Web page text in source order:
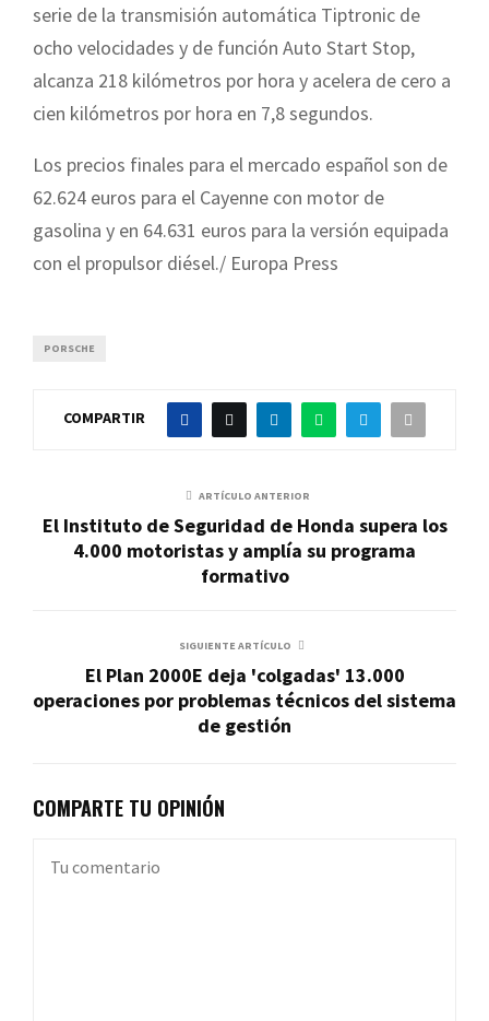
serie de la transmisión automática Tiptronic de
ocho velocidades y de función Auto Start Stop,
alcanza 218 kilómetros por hora y acelera de cero a
cien kilómetros por hora en 7,8 segundos.
Los precios finales para el mercado español son de
62.624 euros para el Cayenne con motor de
gasolina y en 64.631 euros para la versión equipada
con el propulsor diésel./ Europa Press
PORSCHE
COMPARTIR
ARTÍCULO ANTERIOR
El Instituto de Seguridad de Honda supera los
4.000 motoristas y amplía su programa
formativo
SIGUIENTE ARTÍCULO
El Plan 2000E deja 'colgadas' 13.000
operaciones por problemas técnicos del sistema
de gestión
COMPARTE TU OPINIÓN